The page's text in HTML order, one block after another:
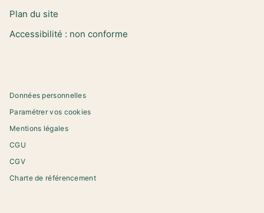
Plan du site
Accessibilité : non conforme
Données personnelles
Paramétrer vos cookies
Mentions légales
CGU
CGV
Charte de référencement